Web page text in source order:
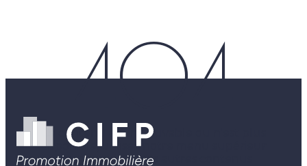
404
Ce contenu est introuvable ou n'est plus
disponible, utilisez notre menu supérieur
pour parcourir nos autres contenus